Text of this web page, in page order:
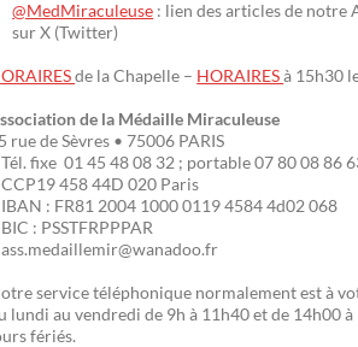
@MedMiraculeuse : lien des articles de notre
sur X (Twitter)
de la Chapelle – HORAIRESà 15h30
de la Médaille Miraculeuse
rue de Sèvres • 75006 PARIS
fixe 01 45 48 08 32 ; portable 07 80 08 86
458 44D 020 Paris
: FR81 2004 1000 0119 4584 4d02 068
: PSSTFRPPPAR
service téléphonique normalement est à
lundi au vendredi de 9h à 11h40 et de 14h00 à
fériés.